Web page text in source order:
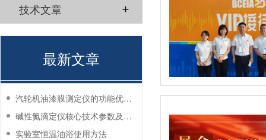
技术文章
最新文章
汽轮机油漆膜测定仪的功能优势有哪些？
碱性氮滴定仪核心技术参数及应用说明
实验室恒温油浴使用方法